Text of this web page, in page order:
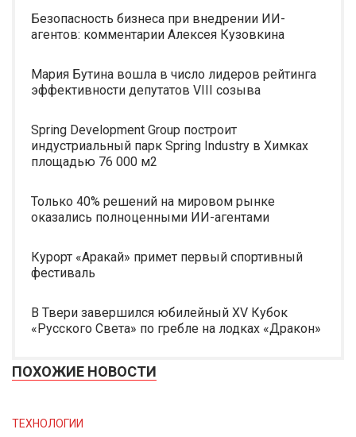
Безопасность бизнеса при внедрении ИИ-
агентов: комментарии Алексея Кузовкина
Мария Бутина вошла в число лидеров рейтинга
эффективности депутатов VIII созыва
Spring Development Group построит
индустриальный парк Spring Industry в Химках
площадью 76 000 м2
Только 40% решений на мировом рынке
оказались полноценными ИИ-агентами
Курорт «Аракай» примет первый спортивный
фестиваль
В Твери завершился юбилейный XV Кубок
«Русского Света» по гребле на лодках «Дракон»
ПОХОЖИЕ НОВОСТИ
ТЕХНОЛОГИИ